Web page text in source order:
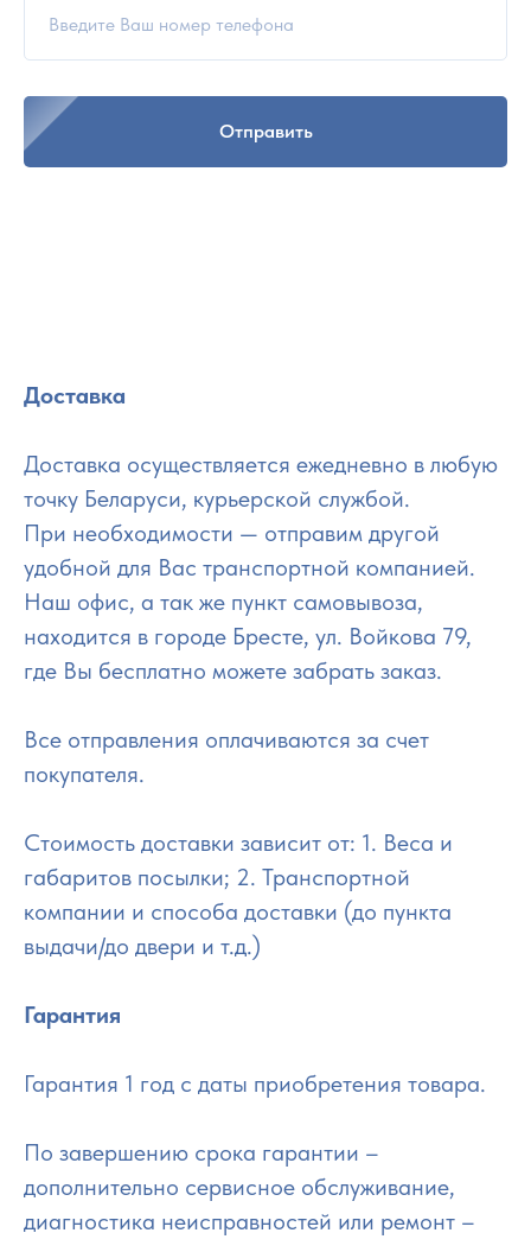
Отправить
Доставка
Доставка осуществляется ежедневно в любую
точку Беларуси, курьерской службой.
При необходимости — отправим другой
удобной для Вас транспортной компанией.
Наш офис, а так же пункт самовывоза,
находится в городе Бресте, ул. Войкова 79,
где Вы бесплатно можете забрать заказ.
Все отправления оплачиваются за счет
покупателя.
Стоимость доставки зависит от: 1. Веса и
габаритов посылки; 2. Транспортной
компании и способа доставки (до пункта
выдачи/до двери и т.д.)
Гарантия
Гарантия 1 год с даты приобретения товара.
По завершению срока гарантии –
дополнительно сервисное обслуживание,
диагностика неисправностей или ремонт –